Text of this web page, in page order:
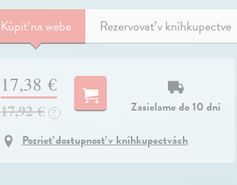
Kúpiťna webe Rezervovať v kníhkupectve
17,38 €
17,92 € ?
Zasielame do 10 dní
Pozrieť dostupnosť v kníhkupectvách